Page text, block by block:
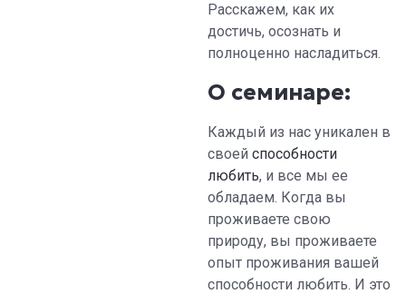
Расскажем, как их
достичь, осознать и
полноценно насладиться.
О семинаре:
Каждый из нас уникален в
своей способности
любить, и все мы ее
обладаем. Когда вы
проживаете свою
природу, вы проживаете
опыт проживания вашей
способности любить. И это